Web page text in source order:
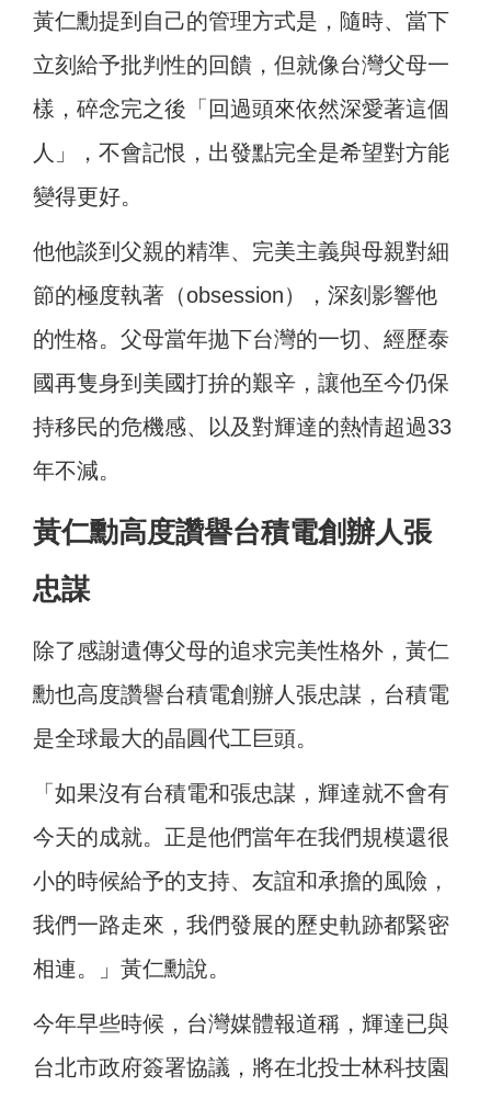
黃仁勳提到自己的管理方式是，隨時、當下
立刻給予批判性的回饋，但就像台灣父母一
樣，碎念完之後「回過頭來依然深愛著這個
人」，不會記恨，出發點完全是希望對方能
變得更好。
他他談到父親的精準、完美主義與母親對細
節的極度執著（obsession），深刻影響他
的性格。父母當年拋下台灣的一切、經歷泰
國再隻身到美國打拚的艱辛，讓他至今仍保
持移民的危機感、以及對輝達的熱情超過33
年不減。
黃仁勳高度讚譽台積電創辦人張
忠謀
除了感謝遺傳父母的追求完美性格外，黃仁
勳也高度讚譽台積電創辦人張忠謀，台積電
是全球最大的晶圓代工巨頭。
「如果沒有台積電和張忠謀，輝達就不會有
今天的成就。正是他們當年在我們規模還很
小的時候給予的支持、友誼和承擔的風險，
我們一路走來，我們發展的歷史軌跡都緊密
相連。」黃仁勳說。
今年早些時候，台灣媒體報道稱，輝達已與
台北市政府簽署協議，將在北投士林科技園